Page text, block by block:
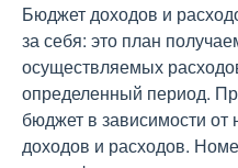
Бюджет доходов и
за себя: это план
осуществляемых
определенный период.
бюджет в зависимости
доходов и расходов.